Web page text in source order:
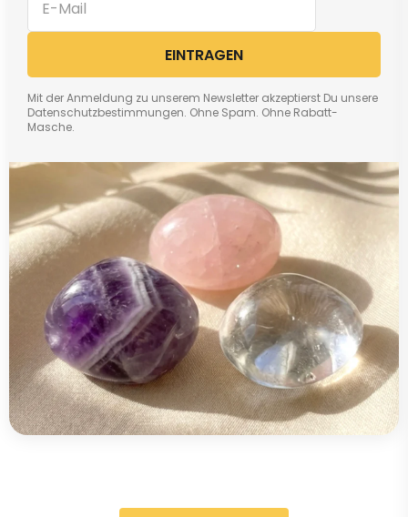
EINTRAGEN
Mit der Anmeldung zu unserem Newsletter akzeptierst Du unsere
Datenschutzbestimmungen. Ohne Spam. Ohne Rabatt-
Masche.